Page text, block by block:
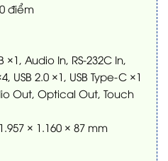
điểm
Audio In, RS-232C In,
USB 2.0 ×1, USB Type-C ×1
Out, Optical Out, Touch
× 1.160 × 87 mm